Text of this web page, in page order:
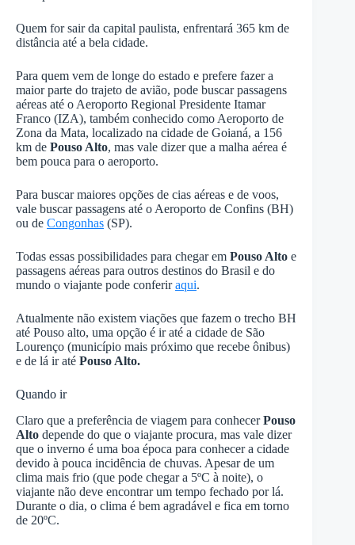
Quem for sair da capital paulista, enfrentará 365 km de
distância até a bela cidade.
Para quem vem de longe do estado e prefere fazer a
maior parte do trajeto de avião, pode buscar passagens
aéreas até o Aeroporto Regional Presidente Itamar
Franco (IZA), também conhecido como Aeroporto de
Zona da Mata, localizado na cidade de Goianá, a 156
km de Pouso Alto, mas vale dizer que a malha aérea é
bem pouca para o aeroporto.
Para buscar maiores opções de cias aéreas e de voos,
vale buscar passagens até o Aeroporto de Confins (BH)
ou de Congonhas (SP).
Todas essas possibilidades para chegar em Pouso Alto e
passagens aéreas para outros destinos do Brasil e do
mundo o viajante pode conferiraqui.
Atualmente não existem viações que fazem o trecho BH
até Pouso alto, uma opção é ir até a cidade de São
Lourenço (município mais próximo que recebe ônibus)
e de lá ir até Pouso Alto.
Quando ir
Claro que a preferência de viagem para conhecerPouso
Alto depende do que o viajante procura, mas vale dizer
que o inverno é uma boa época para conhecer a cidade
devido à pouca incidência de chuvas. Apesar de um
clima mais frio (que pode chegar a 5ºC à noite), o
viajante não deve encontrar um tempo fechado por lá.
Durante o dia, o clima é bem agradável e fica em torno
de 20ºC.